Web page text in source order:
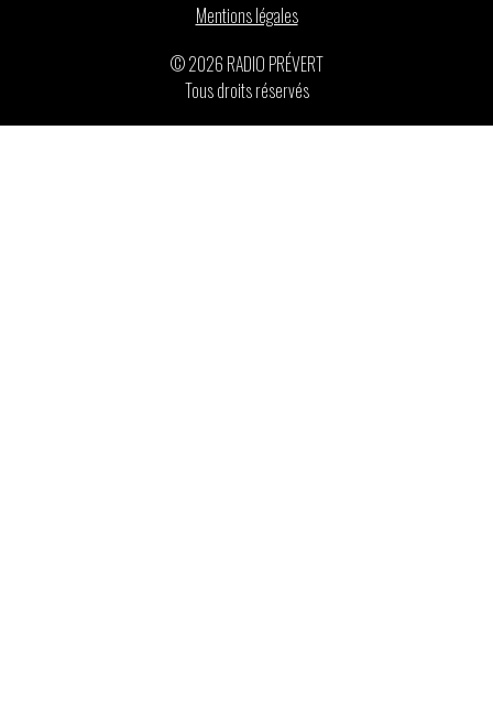
Mentions légales
© 2026 RADIO PRÉVERT
Tous droits réservés